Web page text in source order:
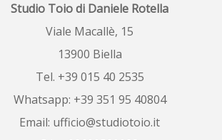
fatto valutare il  mio  alloggio , profe
leggi tutto
ombretta porrino
Ottimo servizio,
sono riuscita a vendere il mio alloggio
in...leggi tutto
Studio Toio di Daniele Rotella
Viale Macallè, 15
13900 Biella
Tel. +39 015 40 2535
Whatsapp: +39 351 95 40804
Email: ufficio@studiotoio.it